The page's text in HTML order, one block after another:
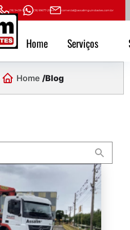
(19) 3439-1593 (19) 99677-2944 comercial@assalimguindastes.com.br
Home Serviços
Home Blog